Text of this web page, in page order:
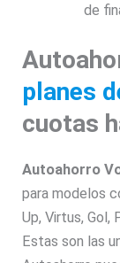
de
planes
cuotas
Autoahorro
para modelos
Up, Virtus, Gol,
Estas son las